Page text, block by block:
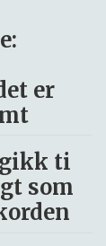
er
gikk ti
som